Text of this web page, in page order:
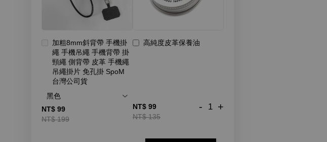
加粗8mm斜背帶 手機掛
繩 手機吊繩 手機背帶 掛
頸繩 側背帶 皮革 手機繩
吊繩掛片 免孔掛 SpoM
台灣公司貨
NT$ 99
NT$ 199
高純度皮革保養油
NT$ 99
NT$ 135
- +